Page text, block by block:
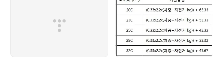
각역 3번출구 나와서 직진하면 7번출구 자.. 아래 또다른